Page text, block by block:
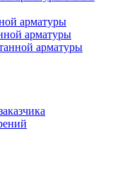
арматуры
арматуры
арматуры